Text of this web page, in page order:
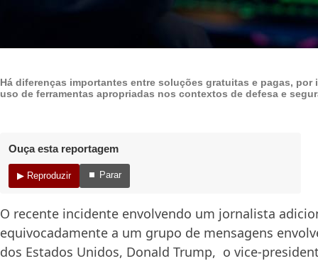
Há diferenças importantes entre soluções gratuitas e pagas, por
uso de ferramentas apropriadas nos contextos de defesa e
Ouça esta reportagem
▶ Reproduzir ⏹ Parar
O recente incidente envolvendo um jornalista
equivocadamente a um grupo de mensagens
dos Estados Unidos, Donald Trump, o vice-